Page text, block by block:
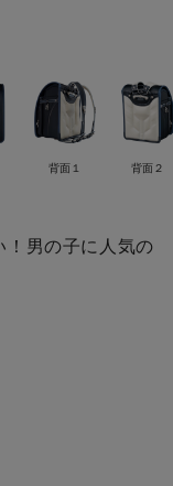
背面１ 背面２
！男の子に人気の